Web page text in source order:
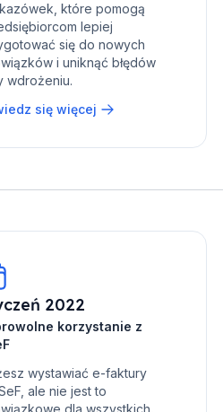
które pomogą
lepiej
się do nowych
i uniknąć błędów
wdrożeniu.
się więcej
2022
korzystanie z
wystawiać e-faktury
ale nie jest to
dla wszystkich.